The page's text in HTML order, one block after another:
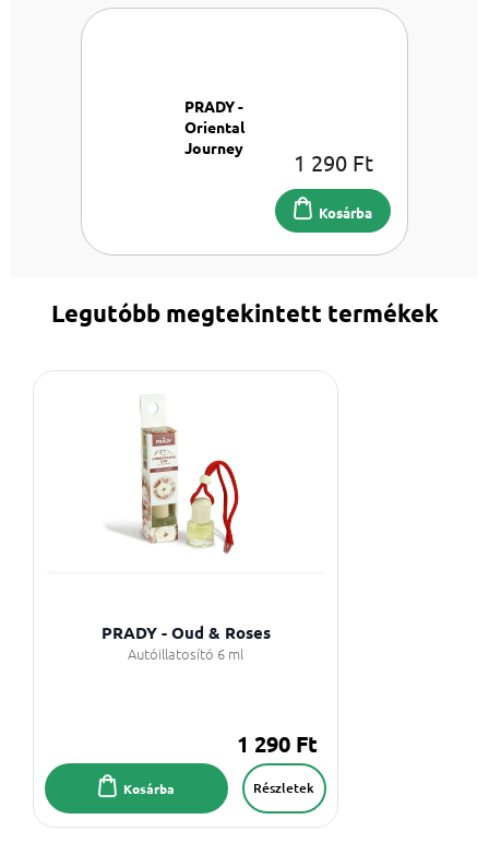
PRADY -
Oriental
Journey
1 290 Ft
Kosárba
Legutóbb megtekintett termékek
PRADY - Oud & Roses
Autóillatosító 6 ml
1 290 Ft
Részletek
Kosárba